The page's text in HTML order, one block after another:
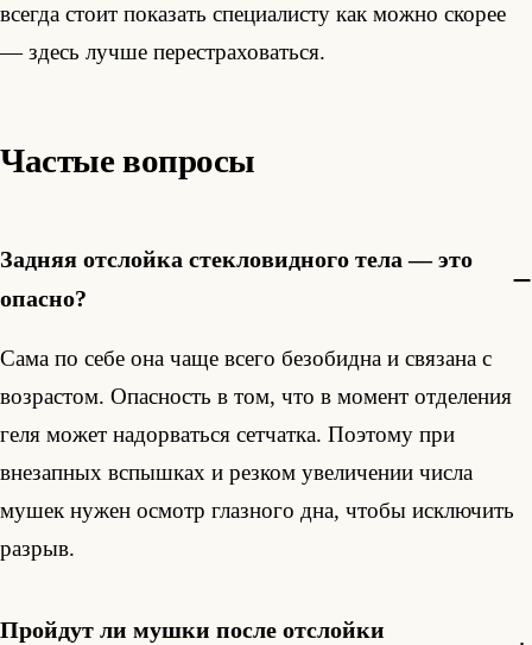
всегда стоит показать специалисту как можно скорее
— здесь лучше перестраховаться.
Частые вопросы
Задняя отслойка стекловидного тела — это
опасно?
Сама по себе она чаще всего безобидна и связана с
возрастом. Опасность в том, что в момент отделения
геля может надорваться сетчатка. Поэтому при
внезапных вспышках и резком увеличении числа
мушек нужен осмотр глазного дна, чтобы исключить
разрыв.
Пройдут ли мушки после отслойки